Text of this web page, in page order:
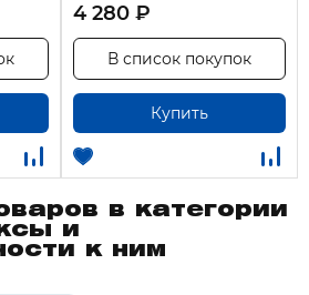
4 280 ₽
Купить
В список покупок
в категории
и
к ним